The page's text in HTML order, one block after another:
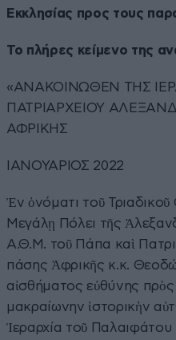
Εκκλησίας προς τους
Το πλήρες κείμενο της
«ΑΝΑΚΟΙΝΩΘΕΝ ΤΗΣ
ΠΑΤΡΙΑΡΧΕΙΟΥ
ΑΦΡΙΚΗΣ
ΙΑΝΟΥΑΡΙΟΣ 2022
Ἐν ὀνόματι τοῦ
Μεγάλῃ Πόλει τῆς
Α.Θ.Μ. τοῦ Πάπα καὶ
πάσης Ἀφρικῆς κ.κ.
αἰσθήματος εὐθύνης πρὸς
μακραίωνην ἱστορικὴν
Ἱεραρχία τοῦ